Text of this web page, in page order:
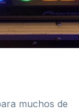
muchos de